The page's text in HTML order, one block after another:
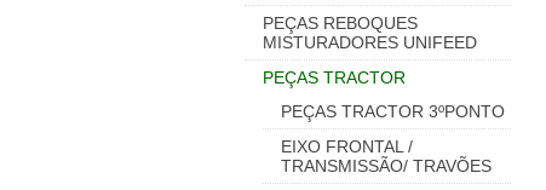
PEÇAS REBOQUES
MISTURADORES UNIFEED
PEÇAS TRACTOR
PEÇAS TRACTOR 3ºPONTO
EIXO FRONTAL /
TRANSMISSÃO/ TRAVÕES